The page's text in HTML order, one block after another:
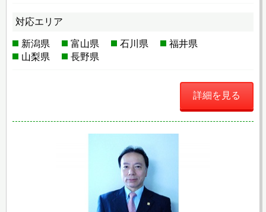
対応エリア
新潟県 富山県 石川県
福井県
山梨県
長野県
詳細を見る